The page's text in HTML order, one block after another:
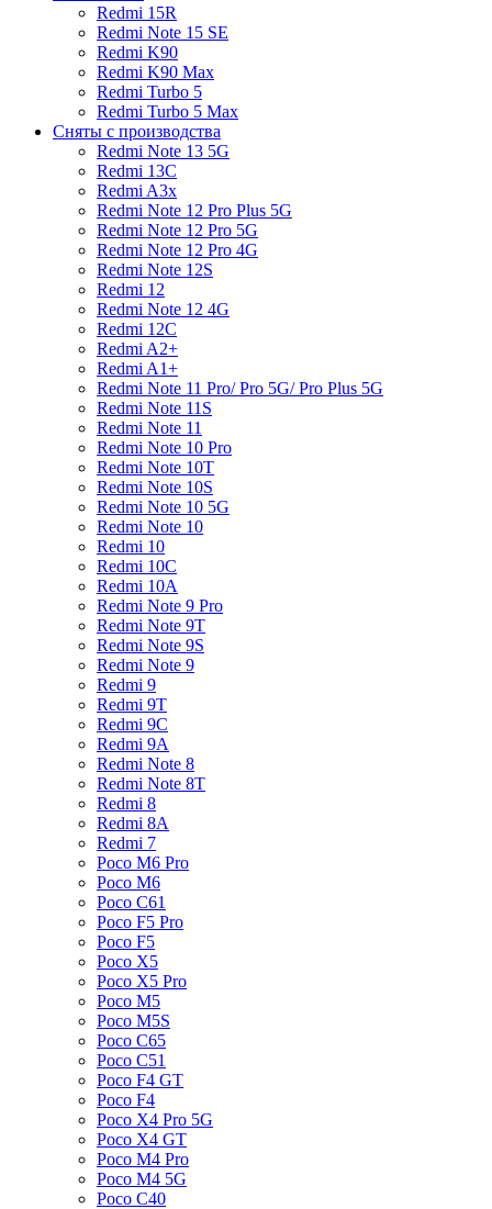
Redmi 15R
Redmi Note 15 SE
Redmi K90
Redmi K90 Max
Redmi Turbo 5
Redmi Turbo 5 Max
Сняты с производства
Redmi Note 13 5G
Redmi 13C
Redmi A3x
Redmi Note 12 Pro Plus 5G
Redmi Note 12 Pro 5G
Redmi Note 12 Pro 4G
Redmi Note 12S
Redmi 12
Redmi Note 12 4G
Redmi 12C
Redmi A2+
Redmi A1+
Redmi Note 11 Pro/ Pro 5G/ Pro Plus 5G
Redmi Note 11S
Redmi Note 11
Redmi Note 10 Pro
Redmi Note 10T
Redmi Note 10S
Redmi Note 10 5G
Redmi Note 10
Redmi 10
Redmi 10C
Redmi 10A
Redmi Note 9 Pro
Redmi Note 9T
Redmi Note 9S
Redmi Note 9
Redmi 9
Redmi 9T
Redmi 9C
Redmi 9A
Redmi Note 8
Redmi Note 8T
Redmi 8
Redmi 8A
Redmi 7
Poco M6 Pro
Poco M6
Poco C61
Poco F5 Pro
Poco F5
Poco X5
Poco X5 Pro
Poco M5
Poco M5S
Poco C65
Poco C51
Poco F4 GT
Poco F4
Poco X4 Pro 5G
Poco X4 GT
Poco M4 Pro
Poco M4 5G
Poco C40